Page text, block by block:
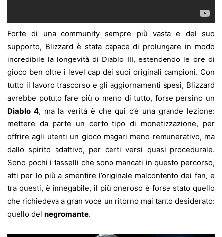
Forte di una community sempre più vasta e del suo
supporto, Blizzard è stata capace di prolungare in modo
incredibile la longevità di Diablo III, estendendo le ore di
gioco ben oltre i level cap dei suoi originali campioni. Con
tutto il lavoro trascorso e gli aggiornamenti spesi, Blizzard
avrebbe potuto fare più o meno di tutto, forse persino un
Diablo 4, ma la verità è che qui c’è una grande lezione:
mettere da parte un certo tipo di monetizzazione, per
offrire agli utenti un gioco magari meno remunerativo, ma
dallo spirito adattivo, per certi versi quasi procedurale.
Sono pochi i tasselli che sono mancati in questo percorso,
atti per lo più a smentire l’originale malcontento dei fan, e
tra questi, è innegabile, il più oneroso è forse stato quello
che richiedeva a gran voce un ritorno mai tanto desiderato:
quello del negromante.